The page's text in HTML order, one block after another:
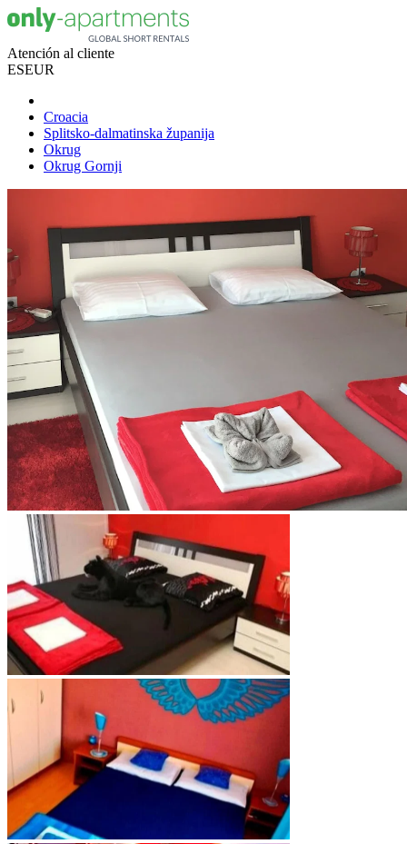
Atención al cliente
ESEUR
Croacia
Splitsko-dalmatinska županija
Okrug
Okrug Gornji